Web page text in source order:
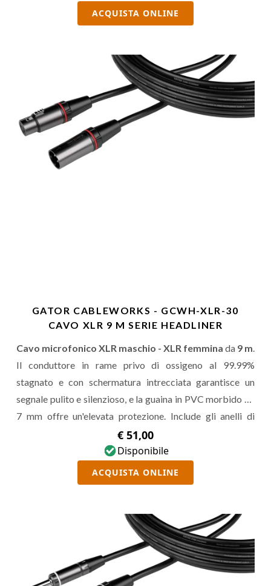
ACQUISTA ONLINE
GATOR CABLEWORKS - GCWH-XLR-30
CAVO XLR 9 M SERIE HEADLINER
Cavo microfonico XLR maschio - XLR femmina da 9 m.
Il conduttore in rame privo di ossigeno al 99.99%
stagnato e con schermatura intrecciata garantisce un
segnale pulito e silenzioso, e la guaina in PVC morbido da
7 mm offre un'elevata protezione. Include gli anelli di
TORIColor ID e una borsa per il trasporto.
€ 51,00
Disponibile
ACQUISTA ONLINE